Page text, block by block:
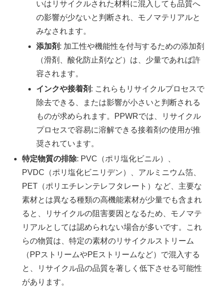
いはリサイクルされた材料に混入しても品質へ
の影響が少ないと判断され、モノマテリアルと
みなされます。
添加剤 : 加工性や機能性を付与するための添加剤
（滑剤、酸化防止剤など）は、少量であれば許
容されます。
インクや接着剤 : これらもリサイクルプロセスで
除去できる、または影響が小さいと判断される
ものが求められます。PPWRでは、リサイクル
プロセスで容易に溶解できる接着剤の使用が推
奨されています。
特定物質の排除: PVC（ポリ塩化ビニル）、
PVDC（ポリ塩化ビニリデン）、アルミニウム箔、
PET（ポリエチレンテレフタレート）など、主要な
素材とは異なる種類の高機能素材が少量でも含まれ
ると、リサイクルの阻害要因となるため、モノマテ
リアルとしては認められない場合が多いです。これ
らの物質は、特定の素材のリサイクルストリーム
（PPストリームやPEストリームなど）で混入する
と、リサイクル品の品質を著しく低下させる可能性
があります。